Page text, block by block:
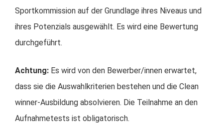
Sportkommission auf der Grundlage ihres Niveaus und
ihres Potenzials ausgewählt. Es wird eine Bewertung
durchgeführt.
Achtung: Es wird von den Bewerber/innen erwartet,
dass sie die Auswahlkriterien bestehen und die Clean
winner-Ausbildung absolvieren. Die Teilnahme an den
Aufnahmetests ist obligatorisch.